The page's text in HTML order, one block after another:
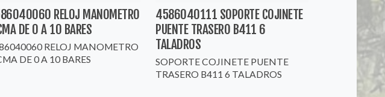
RELOJ MANOMETRO
DE 0 A 10 BARES
RELOJ MANOMETRO
DE 0 A 10 BARES
4586040111 SOPORTE COJINETE
PUENTE TRASERO B411 6
TALADROS
SOPORTE COJINETE PUENTE
TRASERO B411 6 TALADROS